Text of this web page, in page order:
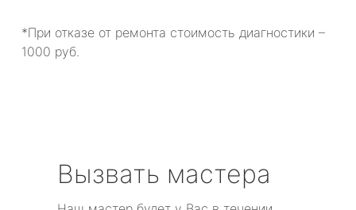
*При отказе от ремонта стоимость диагностики –
1000 руб.
Вызвать мастера